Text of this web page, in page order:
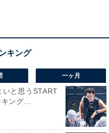
一ヶ月
いと思うSTART
ング...